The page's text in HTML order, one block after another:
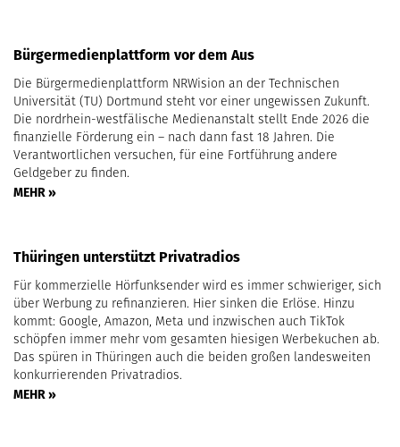
Bürgermedienplattform vor dem Aus
Die Bürgermedienplattform NRWision an der Technischen
Universität (TU) Dortmund steht vor einer ungewissen Zukunft.
Die nordrhein-westfälische Medienanstalt stellt Ende 2026 die
finanzielle Förderung ein – nach dann fast 18 Jahren. Die
Verantwortlichen versuchen, für eine Fortführung andere
Geldgeber zu finden.
MEHR »
Thüringen unterstützt Privatradios
Für kommerzielle Hörfunksender wird es immer schwieriger, sich
über Werbung zu refinanzieren. Hier sinken die Erlöse. Hinzu
kommt: Google, Amazon, Meta und inzwischen auch TikTok
schöpfen immer mehr vom gesamten hiesigen Werbekuchen ab.
Das spüren in Thüringen auch die beiden großen landesweiten
konkurrierenden Privatradios.
MEHR »